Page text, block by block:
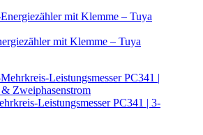
mit Klemme – Tuya
Leistungsmesser PC341 | 3-